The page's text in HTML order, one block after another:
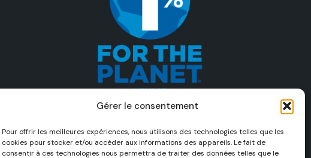
Gérer le consentement
Pour offrir les meilleures expériences, nous utilisons des technologies telles que les
cookies pour stocker et/ou accéder aux informations des appareils. Le fait de
consentir à ces technologies nous permettra de traiter des données telles que le
Avec l’aimable contribution d’Umberto